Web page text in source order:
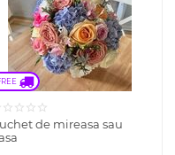
de mireasa sau